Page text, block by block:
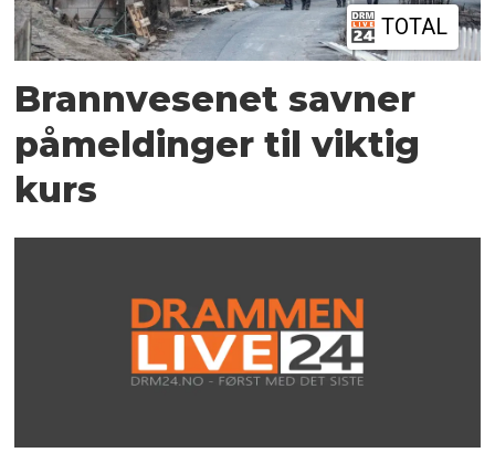
TOTAL
Brannvesenet savner
påmeldinger til viktig
kurs